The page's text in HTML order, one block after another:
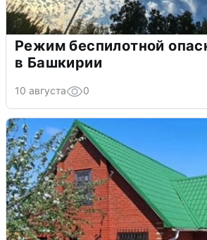
Режим беспилотной
в Башкирии
10 августа 0